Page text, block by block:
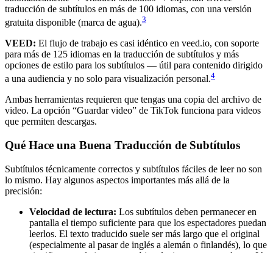
traducción de subtítulos en más de 100 idiomas, con una versión
gratuita disponible (marca de agua).3
VEED: El flujo de trabajo es casi idéntico en veed.io, con soporte
para más de 125 idiomas en la traducción de subtítulos y más
opciones de estilo para los subtítulos — útil para contenido dirigido
a una audiencia y no solo para visualización personal.4
Ambas herramientas requieren que tengas una copia del archivo de
video. La opción “Guardar video” de TikTok funciona para videos
que permiten descargas.
Qué Hace una Buena Traducción de Subtítulos
Subtítulos técnicamente correctos y subtítulos fáciles de leer no son
lo mismo. Hay algunos aspectos importantes más allá de la
precisión:
Velocidad de lectura: Los subtítulos deben permanecer en
pantalla el tiempo suficiente para que los espectadores puedan
leerlos. El texto traducido suele ser más largo que el original
(especialmente al pasar de inglés a alemán o finlandés), lo que